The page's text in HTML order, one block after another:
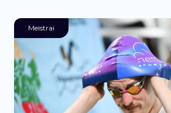
Meistrai